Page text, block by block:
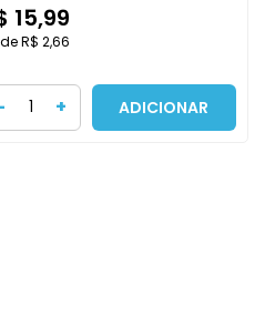
15,99
R$ 2,66
+ ADICIONAR